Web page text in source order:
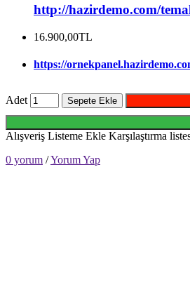
http://hazirdemo.com/
16.900,00TL
https://
Adet Sepete Ekle
Alışveriş Listeme Ekle Karşılaştırma
0 yorum /Yorum Yap